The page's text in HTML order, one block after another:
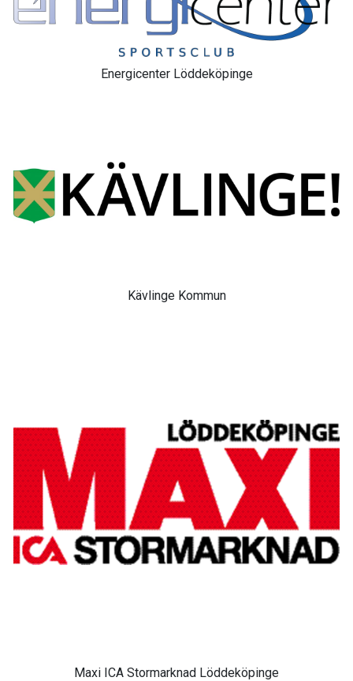
Energicenter Löddeköpinge
Kävlinge Kommun
Maxi ICA Stormarknad Löddeköpinge